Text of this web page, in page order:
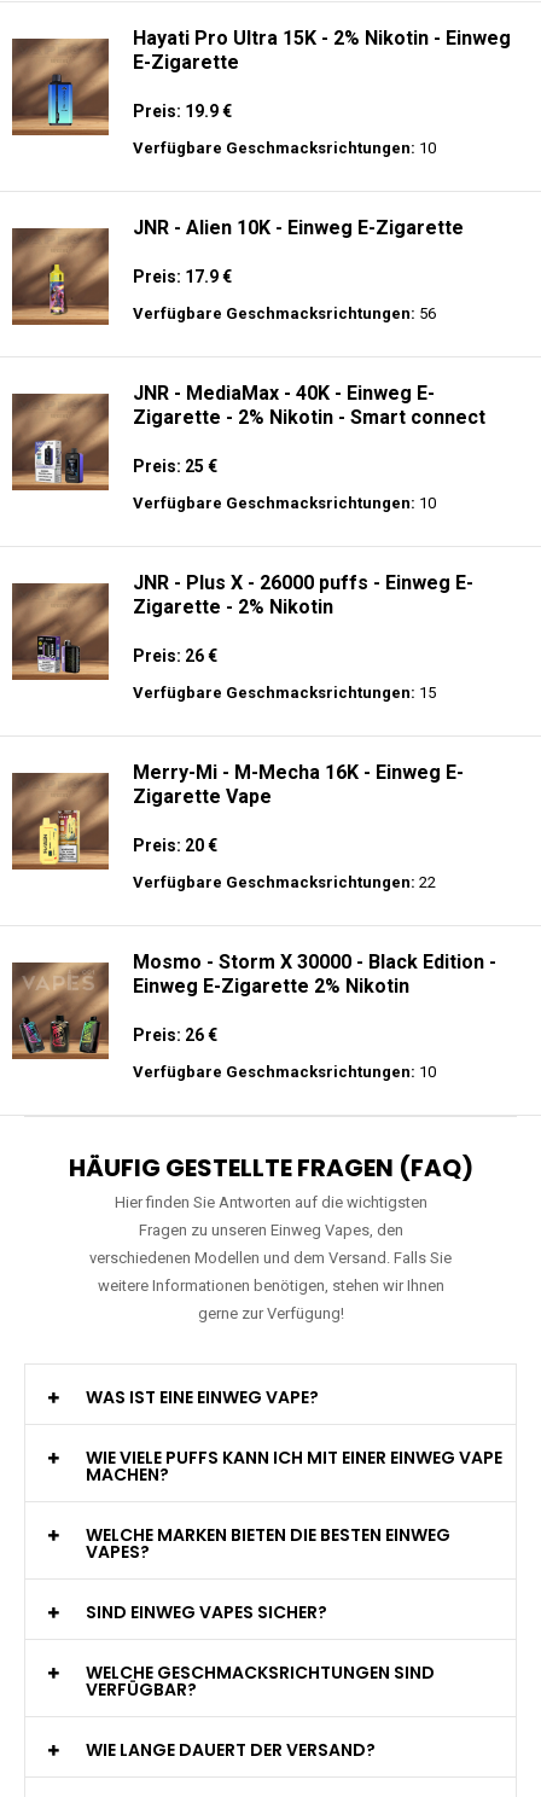
Hayati Pro Ultra 15K - 2% Nikotin - Einweg
E-Zigarette
Preis: 19.9 €
Verfügbare Geschmacksrichtungen: 10
JNR - Alien 10K - Einweg E-Zigarette
Preis: 17.9 €
Verfügbare Geschmacksrichtungen: 56
JNR - MediaMax - 40K - Einweg E-
Zigarette - 2% Nikotin - Smart connect
Preis: 25 €
Verfügbare Geschmacksrichtungen: 10
JNR - Plus X - 26000 puffs - Einweg E-
Zigarette - 2% Nikotin
Preis: 26 €
Verfügbare Geschmacksrichtungen: 15
Merry-Mi - M-Mecha 16K - Einweg E-
Zigarette Vape
Preis: 20 €
Verfügbare Geschmacksrichtungen: 22
Mosmo - Storm X 30000 - Black Edition -
Einweg E-Zigarette 2% Nikotin
Preis: 26 €
Verfügbare Geschmacksrichtungen: 10
HÄUFIG GESTELLTE FRAGEN (FAQ)
Hier finden Sie Antworten auf die wichtigsten
Fragen zu unseren Einweg Vapes, den
verschiedenen Modellen und dem Versand. Falls Sie
weitere Informationen benötigen, stehen wir Ihnen
gerne zur Verfügung!
WAS IST EINE EINWEG VAPE?
WIE VIELE PUFFS KANN ICH MIT EINER EINWEG VAPE
MACHEN?
WELCHE MARKEN BIETEN DIE BESTEN EINWEG
VAPES?
SIND EINWEG VAPES SICHER?
WELCHE GESCHMACKSRICHTUNGEN SIND
VERFÜGBAR?
WIE LANGE DAUERT DER VERSAND?